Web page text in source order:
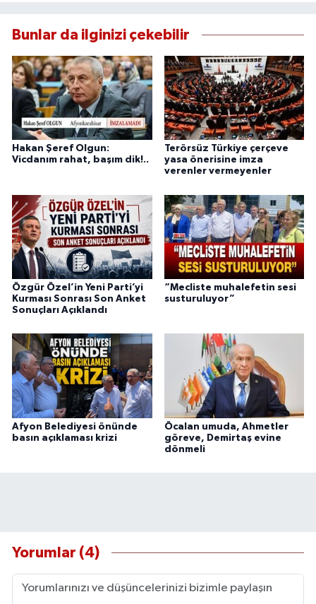
Bunlar da ilginizi çekebilir
Hakan Şeref Olgun:
Vicdanım rahat, başım dik!..
Terörsüz Türkiye çerçeve
yasa önerisine imza
verenler vermeyenler
Özgür Özel’in Yeni Parti’yi
Kurması Sonrası Son Anket
Sonuçları Açıklandı
“Mecliste muhalefetin sesi
susturuluyor”
Afyon Belediyesi önünde
basın açıklaması krizi
Öcalan umuda, Ahmetler
göreve, Demirtaş evine
dönmeli
Yorumlar (4)